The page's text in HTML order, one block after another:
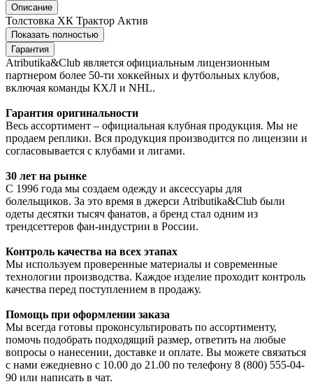
Описание
Толстовка ХК Трактор Актив
Показать полностью
Гарантия
Atributika&Club является официальным лицензионным
партнером более 50-ти хоккейных и футбольных клубов,
включая команды КХЛ и NHL.
Гарантия оригинальности
Весь ассортимент – официальная клубная продукция. Мы не
продаем реплики. Вся продукция производится по лицензии и
согласовывается с клубами и лигами.
30 лет на рынке
С 1996 года мы создаем одежду и аксессуары для
болельщиков. За это время в джерси Atributika&Club были
одеты десятки тысяч фанатов, а бренд стал одним из
трендсеттеров фан-индустрии в России.
Контроль качества на всех этапах
Мы используем проверенные материалы и современные
технологии производства. Каждое изделие проходит контроль
качества перед поступлением в продажу.
Помощь при оформлении заказа
Мы всегда готовы проконсультировать по ассортименту,
помочь подобрать подходящий размер, ответить на любые
вопросы о нанесении, доставке и оплате. Вы можете связаться
с нами ежедневно с 10.00 до 21.00 по телефону 8 (800) 555-04-
90 или написать в чат.